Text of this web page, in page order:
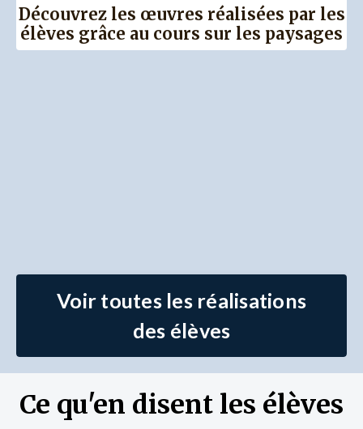
Découvrez les œuvres réalisées par les
élèves grâce au cours sur les paysages
Voir toutes les réalisations
des élèves
Ce qu'en disent les élèves